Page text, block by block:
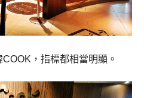
，指標都相當明顯。